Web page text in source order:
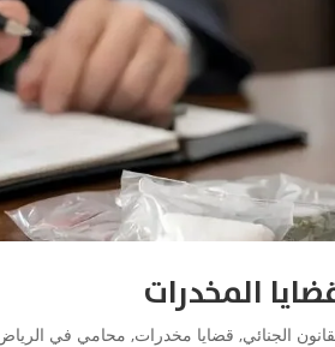
المخدرات
الجنائي, قضايا مخدرات, محامي في